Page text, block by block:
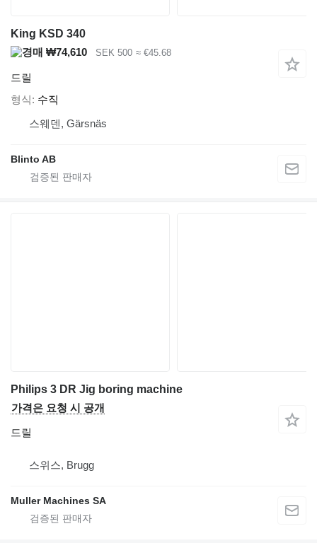
King KSD 340
₩74,610
SEK 500 ≈ €45.68
드릴
형식
수직
스웨덴, Gärsnäs
Blinto AB
Philips 3 DR Jig boring machine
가격은 요청 시 공개
드릴
스위스, Brugg
Muller Machines SA